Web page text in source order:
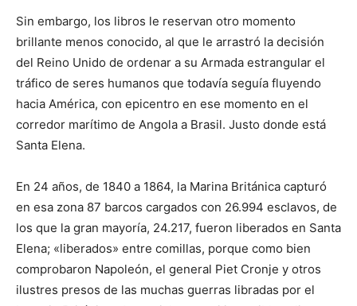
Sin embargo, los libros le reservan otro momento
brillante menos conocido, al que le arrastró la decisión
del Reino Unido de ordenar a su Armada estrangular el
tráfico de seres humanos que todavía seguía fluyendo
hacia América, con epicentro en ese momento en el
corredor marítimo de Angola a Brasil. Justo donde está
Santa Elena.
En 24 años, de 1840 a 1864, la Marina Británica capturó
en esa zona 87 barcos cargados con 26.994 esclavos, de
los que la gran mayoría, 24.217, fueron liberados en Santa
Elena; «liberados» entre comillas, porque como bien
comprobaron Napoleón, el general Piet Cronje y otros
ilustres presos de las muchas guerras libradas por el